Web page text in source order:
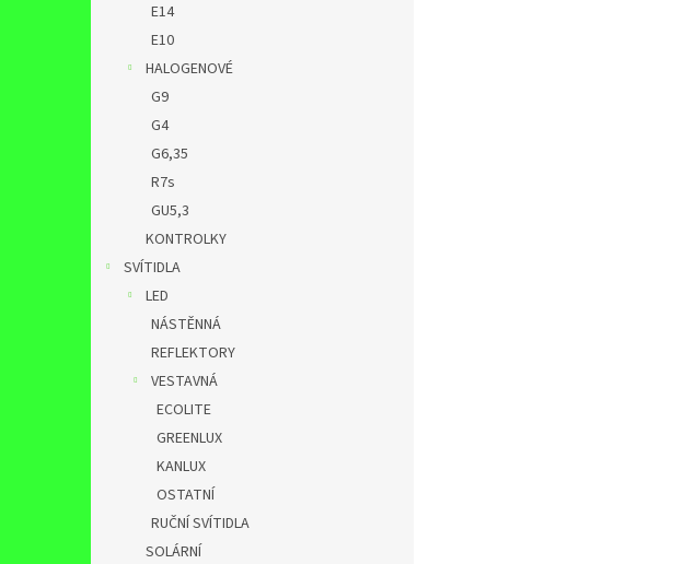
E14
E10
HALOGENOVÉ
G9
G4
G6,35
R7s
GU5,3
KONTROLKY
SVÍTIDLA
LED
NÁSTĚNNÁ
REFLEKTORY
VESTAVNÁ
ECOLITE
GREENLUX
KANLUX
OSTATNÍ
RUČNÍ SVÍTIDLA
SOLÁRNÍ